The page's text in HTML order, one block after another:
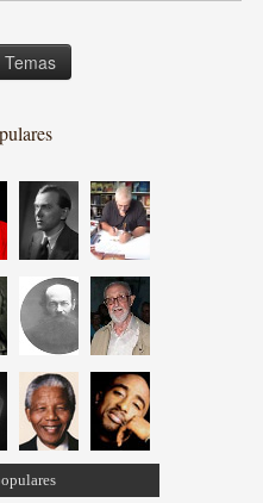
Temas